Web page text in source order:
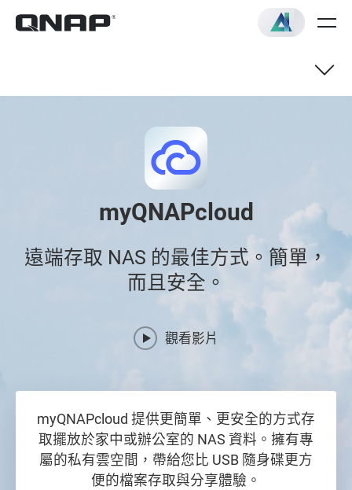
myQNAPcloud
遠端存取 NAS 的最佳方式。簡單，
而且安全。
myQNAPcloud 提供更簡單、更安全的方式存
取擺放於家中或辦公室的 NAS 資料。擁有專
屬的私有雲空間，帶給您比 USB 隨身碟更方
便的檔案存取與分享體驗。
觀看影片